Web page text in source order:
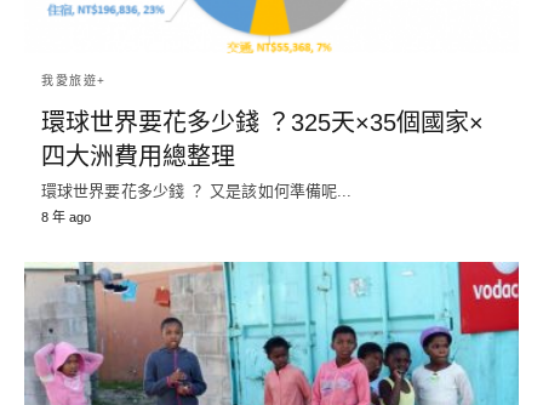
我愛旅遊+
環球世界要花多少錢 ？325天×35個國家×
四大洲費用總整理
環球世界要花多少錢 ？ 又是該如何準備呢...
8 年 ago